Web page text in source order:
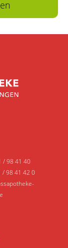
/ 98 41 40
/ 98 41 42 0